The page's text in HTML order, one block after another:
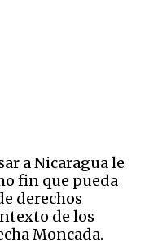
a Nicaragua le
fin que pueda
derechos
de los
Moncada.